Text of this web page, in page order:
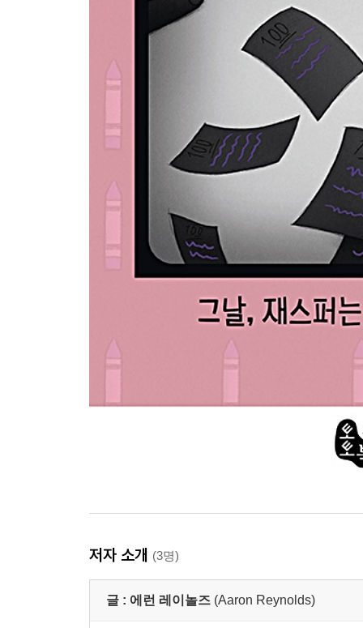
저자 소개 (3명)
글 : 에런 레이놀즈 (Aaron Reynolds)